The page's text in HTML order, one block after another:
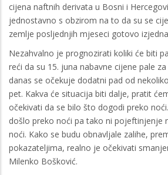
cijena naftnih derivata u Bosni i
jednostavno s obzirom na to da su se
zemlje posljednjih mjeseci gotovo
Nezahvalno je prognozirati koliki će biti
reći da su 15. juna nabavne cijene pale
danas se očekuje dodatni pad od
pet. Kakva će situacija biti dalje, pratit
očekivati da se bilo što dogodi preko
došlo preko noći pa tako ni pojeftinjenje
noći. Kako se budu obnavljale zalihe,
pokazateljima, realno je očekivati
Milenko Bošković.